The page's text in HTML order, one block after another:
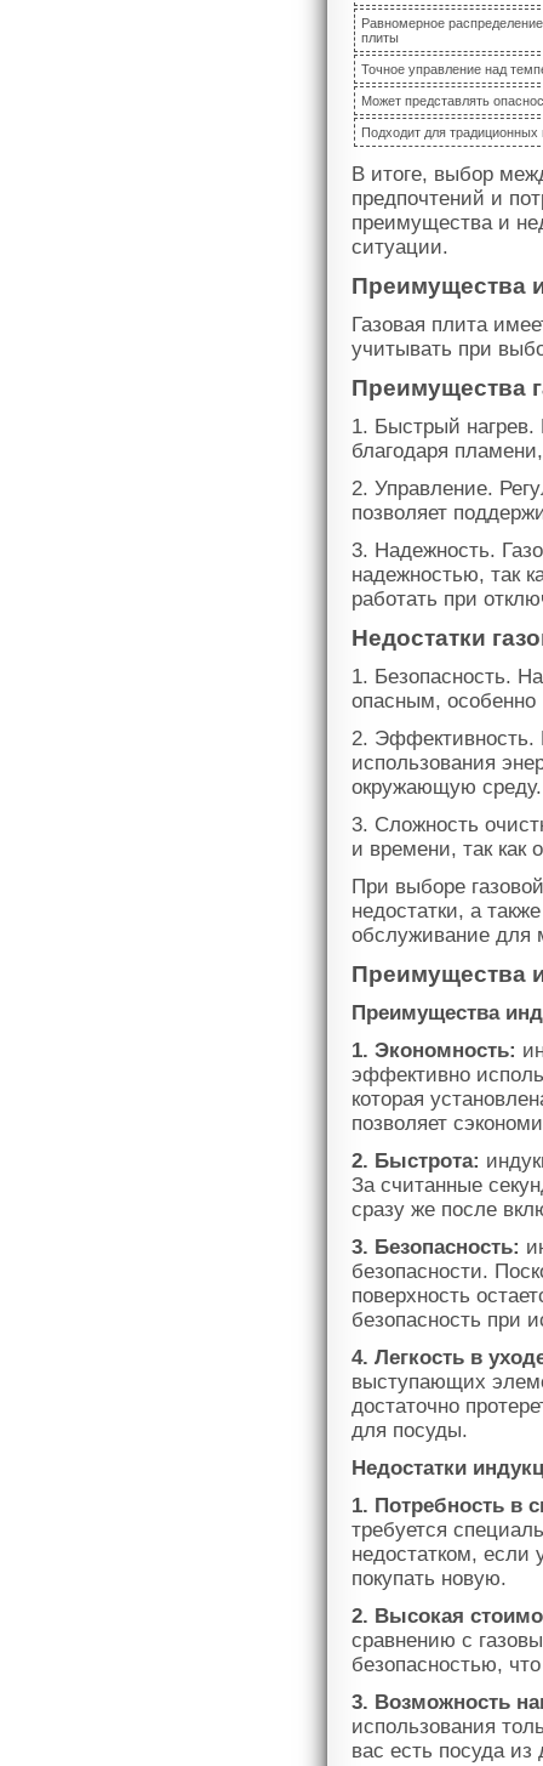
Равномерное
плиты
Точное управление над
Может представлять
Подходит для традиционных
В итоге, выбор
предпочтений и
преимущества и
ситуации.
Преимущества
Газовая плита
учитывать при
Преимущества
1. Быстрый нагрев.
благодаря
2. Управление.
позволяет
3. Надежность.
надежностью, так
работать при
Недостатки
1. Безопасность.
опасным, особенно
2. Эффективность.
использования
окружающую среду.
3. Сложность
и времени, так как
При выборе
недостатки, а
обслуживание для
Преимущества
Преимущества
1. Экономность:
эффективно
которая
позволяет
2. Быстрота:
За считанные
сразу же после
3. Безопасность:
безопасности.
поверхность
безопасность при
4. Легкость в
выступающих
достаточно
для посуды.
Недостатки
1. Потребность в
требуется
недостатком, если
покупать новую.
2. Высокая
сравнению с
безопасностью,
3. Возможность
использования
вас есть посуда